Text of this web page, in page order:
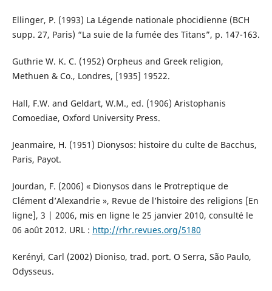
Ellinger, P. (1993) La Légende nationale phocidienne (BCH
supp. 27, Paris) “La suie de la fumée des Titans”, p. 147-163.
Guthrie W. K. C. (1952) Orpheus and Greek religion,
Methuen & Co., Londres, [1935] 19522.
Hall, F.W. and Geldart, W.M., ed. (1906) Aristophanis
Comoediae, Oxford University Press.
Jeanmaire, H. (1951) Dionysos: histoire du culte de Bacchus,
Paris, Payot.
Jourdan, F. (2006) « Dionysos dans le Protreptique de
Clément d’Alexandrie », Revue de l’histoire des religions [En
ligne], 3 | 2006, mis en ligne le 25 janvier 2010, consulté le
06 août 2012. URL : http://rhr.revues.org/5180
Kerényi, Carl (2002) Dioniso, trad. port. O Serra, São Paulo,
Odysseus.